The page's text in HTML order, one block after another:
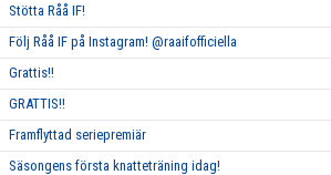
Stötta Råå IF!
Följ Råå IF på Instagram! @raaifofficiella
Grattis!!
GRATTIS!!
Framflyttad seriepremiär
Säsongens första knatteträning idag!